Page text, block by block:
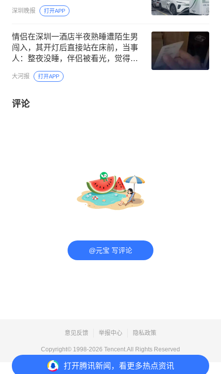
打开腾讯新闻，看更多热点资讯
深圳晚报 打开APP
情侣在深圳一酒店半夜熟睡遭陌生男
闯入，其开灯后直接站在床前，当事
人：整夜没睡，伴侣被看光，觉得不
受尊重；酒店事后承认严重工作失误
大河报 打开APP
评论
@元宝 写评论
意见反馈 举报中心 隐私政策
Copyright© 1998-2026 Tencent.All Rights Reserved